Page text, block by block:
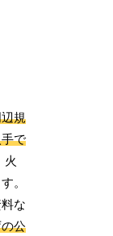
規
で
火
。
な
公